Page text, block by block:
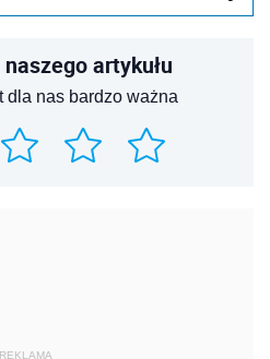
artykułu
dla nas bardzo ważna
REKLAMA